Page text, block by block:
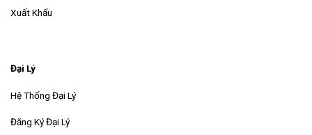
Xuất Khẩu
Đại Lý
Hệ Thống Đại Lý
Đăng Ký Đại Lý